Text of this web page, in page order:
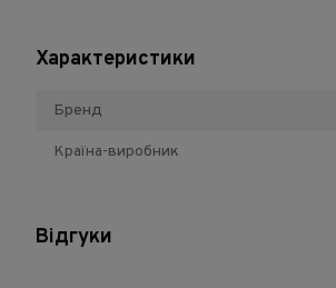
Характеристики
Бренд
Країна-виробник
Відгуки